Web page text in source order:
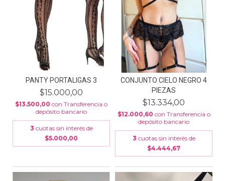
PANTY PORTALIGAS 3
$15.000,00
$13.500,00 con Transferencia o
depósito bancario
3 cuotas sin interés de
$5.000,00
CONJUNTO CIELO NEGRO 4
PIEZAS
$13.334,00
$12.000,60 con Transferencia o
depósito bancario
3 cuotas sin interés de
$4.444,67